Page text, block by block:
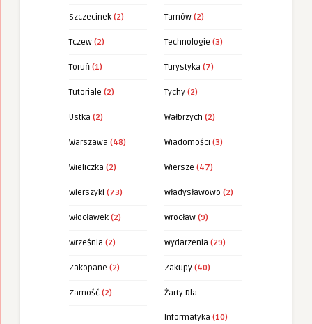
Szczecinek (2) Tarnów (2)
Tczew (2) Technologie (3)
Toruń (1) Turystyka (7)
Tutoriale (2) Tychy (2)
Ustka (2) Wałbrzych (2)
Warszawa (48) Wiadomości (3)
Wieliczka (2) Wiersze (47)
Wierszyki (73) Władysławowo (2)
Włocławek (2) Wrocław (9)
Września (2) Wydarzenia (29)
Zakopane (2) Zakupy (40)
Zamość (2) Żarty Dla
Informatyka (10)